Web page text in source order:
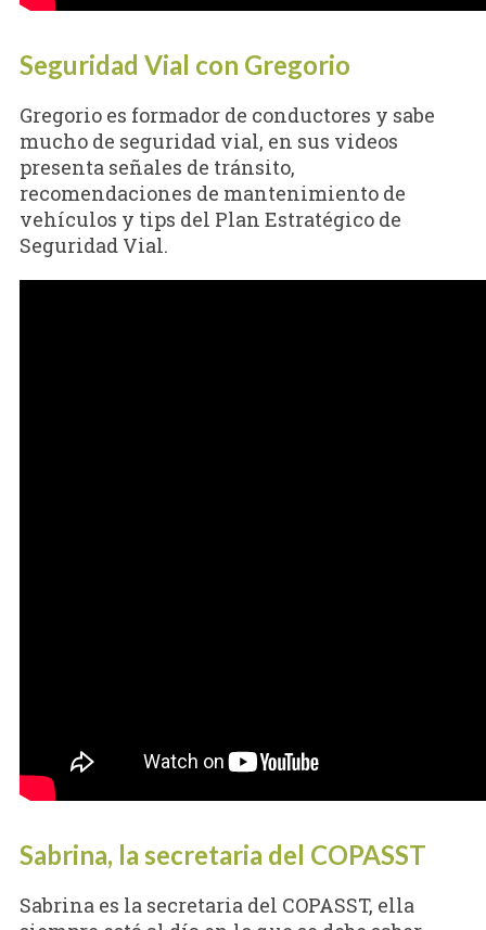
Seguridad Vial con Gregorio
Gregorio es formador de conductores y sabe
mucho de seguridad vial, en sus videos
presenta señales de tránsito,
recomendaciones de mantenimiento de
vehículos y tips del Plan Estratégico de
Seguridad Vial.
Sabrina, la secretaria del COPASST
Sabrina es la secretaria del COPASST, ella